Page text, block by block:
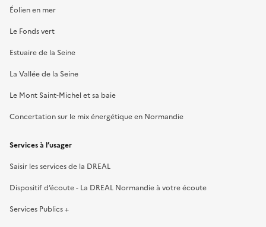
Éolien en mer
Le Fonds vert
Estuaire de la Seine
La Vallée de la Seine
Le Mont Saint-Michel et sa baie
Concertation sur le mix énergétique en Normandie
Services à l’usager
Saisir les services de la DREAL
Dispositif d’écoute - La DREAL Normandie à votre écoute
Services Publics +